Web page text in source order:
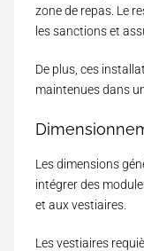
zone de repas. Le
les sanctions et
De plus, ces
maintenues dans
Les dimensions
intégrer des
et aux vestiaires.
Les vestiaires